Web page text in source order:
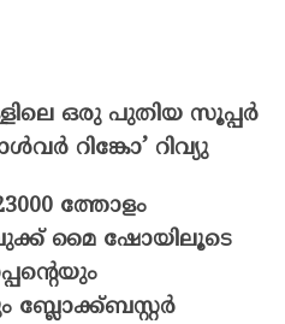
ഒരു പുതിയ സൂപ്പർ
റിങ്കോ’ റിവ്യു
ത്തോളം
മൈ ഷോയിലൂടെ
ബ്ലോക്ക്ബസ്റ്റർ